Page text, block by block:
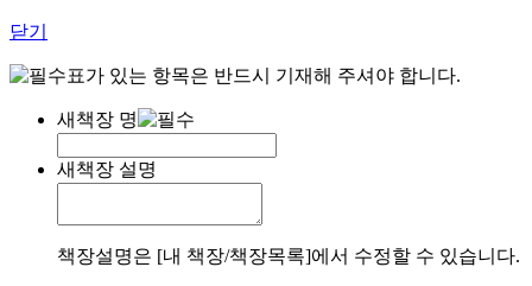
닫기
표가 있는 항목은 반드시 기재해 주셔야 합니다.
새책장 명
새책장 설명
책장설명은 [내 책장/책장목록]에서 수정할 수 있습니다.